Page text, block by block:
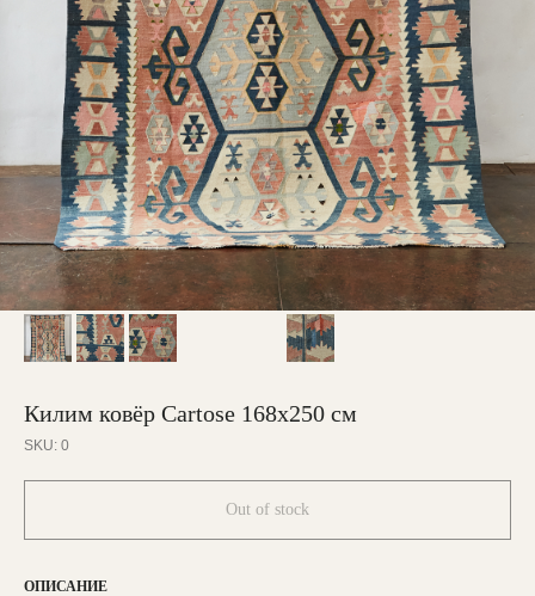
Килим ковёр Cartose 168х250 см
SKU: 0
Out of stock
ОПИСАНИЕ